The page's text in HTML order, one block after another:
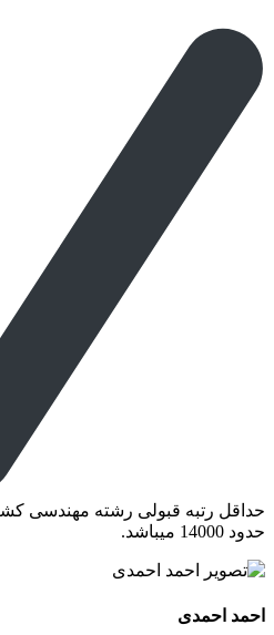
حداقل رتبه قبولی رشته مهندسی
حدود 14000 میباشد.
احمد احمدی